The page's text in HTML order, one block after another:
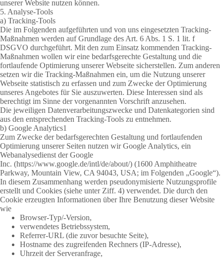
unserer Website nutzen können.
5. Analyse-Tools
a) Tracking-Tools
Die im Folgenden aufgeführten und von uns eingesetzten Tracking-
Maßnahmen werden auf Grundlage des Art. 6 Abs. 1 S. 1 lit. f
DSGVO durchgeführt. Mit den zum Einsatz kommenden Tracking-
Maßnahmen wollen wir eine bedarfsgerechte Gestaltung und die
fortlaufende Optimierung unserer Webseite sicherstellen. Zum anderen
setzen wir die Tracking-Maßnahmen ein, um die Nutzung unserer
Webseite statistisch zu erfassen und zum Zwecke der Optimierung
unseres Angebotes für Sie auszuwerten. Diese Interessen sind als
berechtigt im Sinne der vorgenannten Vorschrift anzusehen.
Die jeweiligen Datenverarbeitungszwecke und Datenkategorien sind
aus den entsprechenden Tracking-Tools zu entnehmen.
b) Google Analytics1
Zum Zwecke der bedarfsgerechten Gestaltung und fortlaufenden
Optimierung unserer Seiten nutzen wir Google Analytics, ein
Webanalysedienst der Google
Inc. (https://www.google.de/intl/de/about/) (1600 Amphitheatre
Parkway, Mountain View, CA 94043, USA; im Folgenden „Google“).
In diesem Zusammenhang werden pseudonymisierte Nutzungsprofile
erstellt und Cookies (siehe unter Ziff. 4) verwendet. Die durch den
Cookie erzeugten Informationen über Ihre Benutzung dieser Website
wie
Browser-Typ/-Version,
verwendetes Betriebssystem,
Referrer-URL (die zuvor besuchte Seite),
Hostname des zugreifenden Rechners (IP-Adresse),
Uhrzeit der Serveranfrage,